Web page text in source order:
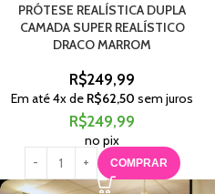
PRÓTESE REALÍSTICA DUPLA
CAMADA SUPER REALÍSTICO
DRACO MARROM
R$249,99
Em até4x de R$62,50 sem juros
R$249,99
no pix
COMPRAR